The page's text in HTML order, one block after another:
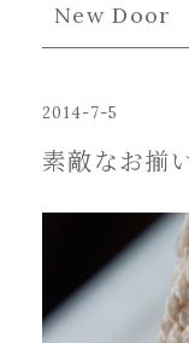
New Door
2014-7-5
素敵なお揃